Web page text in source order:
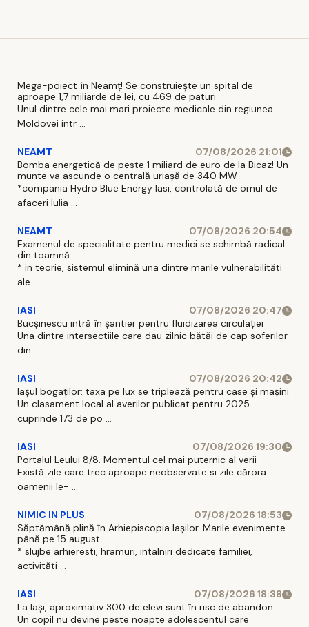
Mega-poiect în Neamț! Se construiește un spital de
aproape 1,7 miliarde de lei, cu 469 de paturi
Unul dintre cele mai mari proiecte medicale din regiunea
Moldovei intr ...
NEAMT
07/08/2026 21:01
Bomba energetică de peste 1 miliard de euro de la Bicaz! Un
munte va ascunde o centrală uriașă de 340 MW
*compania Hydro Blue Energy Iasi, controlată de omul de
afaceri Iulia ...
NEAMT
07/08/2026 20:54
Examenul de specialitate pentru medici se schimbă radical
din toamnă
* in teorie, sistemul elimină una dintre marile vulnerabilităti
ale ...
IASI
07/08/2026 20:47
Bucșinescu intră în șantier pentru fluidizarea circulației
Una dintre intersectiile care dau zilnic bătăi de cap soferilor
din ...
IASI
07/08/2026 20:42
Iașul bogaților: taxa pe lux se triplează pentru case și mașini
Un clasament local al averilor publicat pentru 2025
cuprinde 173 de po ...
IASI
07/08/2026 19:30
Portalul Leului 8/8. Momentul cel mai puternic al verii
Există zile care trec aproape neobservate si zile cărora
oamenii le- ...
NIMIC IN PLUS
07/08/2026 18:53
Săptămână plină în Arhiepiscopia Iașilor. Marile evenimente
până pe 15 august
* slujbe arhieresti, hramuri, intalniri dedicate familiei,
activităti ...
IASI
07/08/2026 18:38
La Iași, aproximativ 300 de elevi sunt în risc de abandon
Un copil nu devine peste noapte adolescentul care